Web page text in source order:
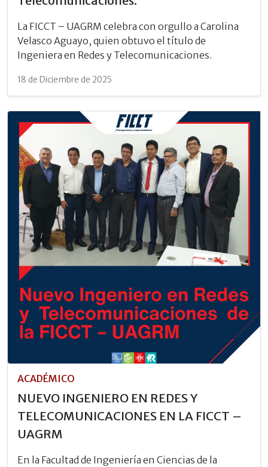
La FICCT – UAGRM celebra con orgullo a Carolina
Velasco Aguayo, quien obtuvo el título de
Ingeniera en Redes y Telecomunicaciones.
18 de Diciembre de 2025
ACADÉMICO
NUEVO INGENIERO EN REDES Y
TELECOMUNICACIONES EN LA FICCT –
UAGRM
En la Facultad de Ingeniería en Ciencias de la